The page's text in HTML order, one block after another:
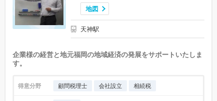
地図
天神駅
企業様の経営と地元福岡の地域経済の発展をサポートいたしま
す。
得意分野 顧問税理士 会社設立 相続税